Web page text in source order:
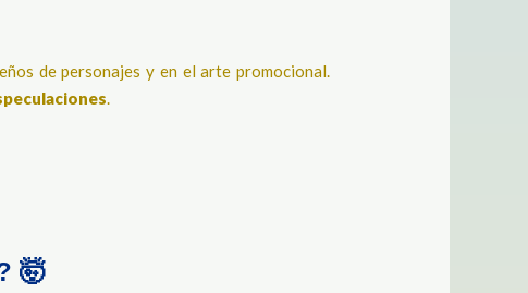
de personajes y en el arte promocional.
.
🤯